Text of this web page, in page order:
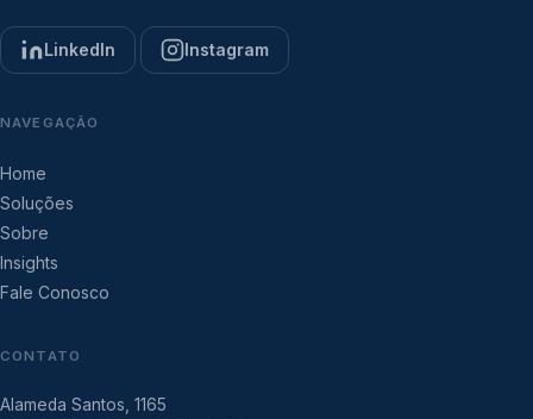
LinkedIn Instagram
NAVEGAÇÃO
Home
Soluções
Sobre
Insights
Fale Conosco
CONTATO
Alameda Santos, 1165